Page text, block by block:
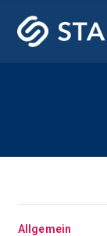
Allgemein